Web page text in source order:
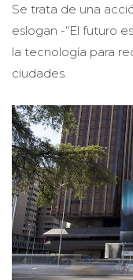
Se trata de una
eslogan -“El futuro
la tecnología para
ciudades.